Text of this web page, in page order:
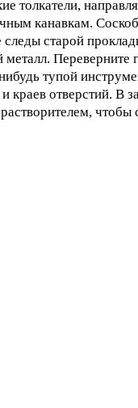
толкатели,
канавкам.
старой
металл. Переверните
тупой
краев отверстий. В
чтобы